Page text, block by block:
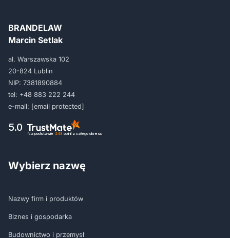
BRANDELAW
Marcin Setlak
al. Warszawska 102
20-824 Lublin
NIP: 7381890884
tel: +48 883 222 244
e-mail: [email protected]
5.0
Na podstawie 243 opinii z całego okresu
Wybierz nazwę
Nazwy firm i produktów
Biznes i gospodarka
Budownictwo i przemysł